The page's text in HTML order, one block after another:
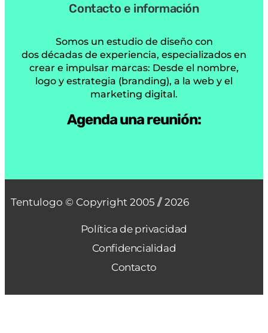
Contacto e información
Somos un estudio de diseño con
dos décadas de experiencia, especializados en
crear e impulsar marcas: Desde el nombre,
logo y estrategia (branding), a la web y el
marketing digital.
Agenda una reunión:
Tentulogo © Copyright 2005 // 2026
Política de privacidad
Confidencialidad
Contacto